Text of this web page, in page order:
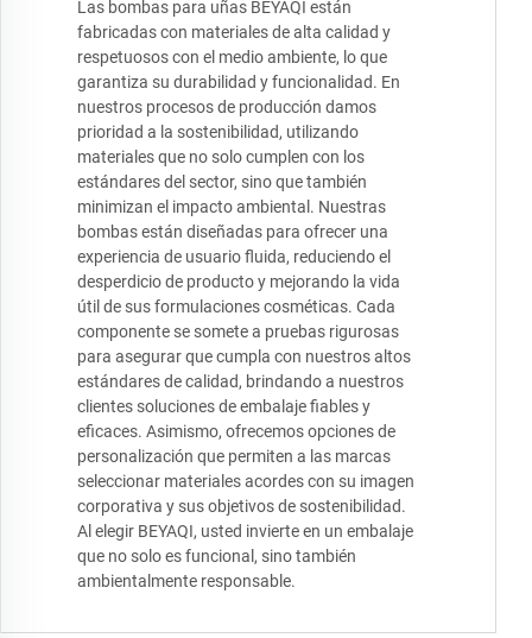
Las bombas para uñas BEYAQI están
fabricadas con materiales de alta calidad y
respetuosos con el medio ambiente, lo que
garantiza su durabilidad y funcionalidad. En
nuestros procesos de producción damos
prioridad a la sostenibilidad, utilizando
materiales que no solo cumplen con los
estándares del sector, sino que también
minimizan el impacto ambiental. Nuestras
bombas están diseñadas para ofrecer una
experiencia de usuario fluida, reduciendo el
desperdicio de producto y mejorando la vida
útil de sus formulaciones cosméticas. Cada
componente se somete a pruebas rigurosas
para asegurar que cumpla con nuestros altos
estándares de calidad, brindando a nuestros
clientes soluciones de embalaje fiables y
eficaces. Asimismo, ofrecemos opciones de
personalización que permiten a las marcas
seleccionar materiales acordes con su imagen
corporativa y sus objetivos de sostenibilidad.
Al elegir BEYAQI, usted invierte en un embalaje
que no solo es funcional, sino también
ambientalmente responsable.